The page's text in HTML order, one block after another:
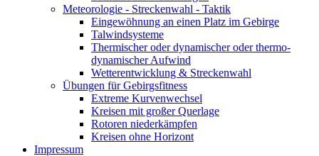
Meteorologie - Streckenwahl - Taktik
Eingewöhnung an einen Platz im Gebirge
Talwindsysteme
Thermischer oder dynamischer oder thermo-
dynamischer Aufwind
Wetterentwicklung & Streckenwahl
Übungen für Gebirgsfitness
Extreme Kurvenwechsel
Kreisen mit großer Querlage
Rotoren niederkämpfen
Kreisen ohne Horizont
Impressum